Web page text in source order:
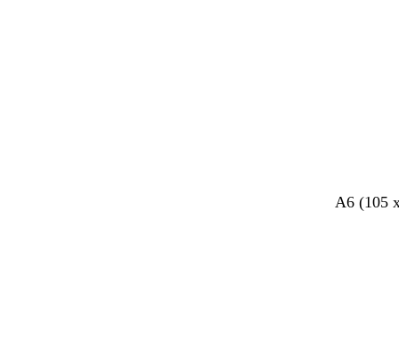
A6 (105